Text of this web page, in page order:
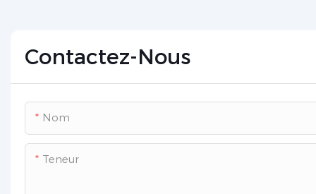
Contactez-Nous
Nom
Teneur